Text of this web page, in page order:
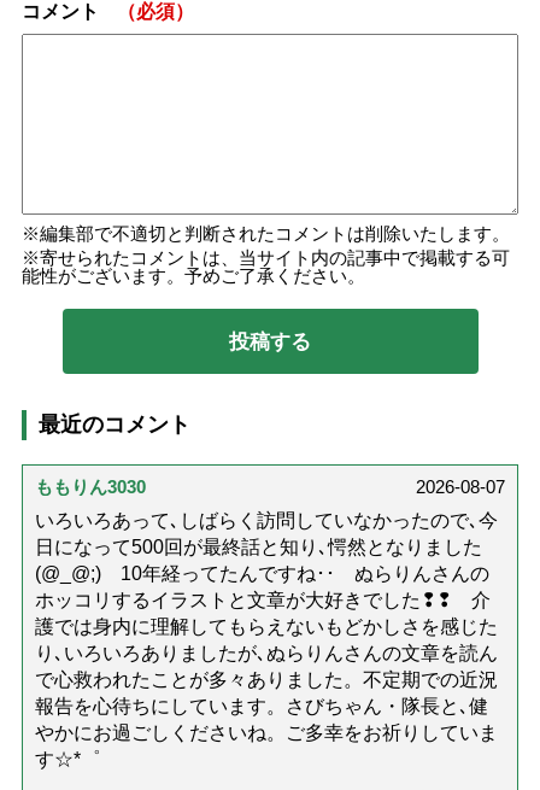
コメント （必須）
編集部で不適切と判断されたコメントは削除いたします。
寄せられたコメントは、当サイト内の記事中で掲載する可
能性がございます。予めご了承ください。
最近のコメント
ももりん3030
2026-08-07
いろいろあって､しばらく訪問していなかったので､今
日になって500回が最終話と知り､愕然となりました
(@_@;) 10年経ってたんですね･･ ぬらりんさんの
ホッコリするイラストと文章が大好きでした❢❢ 介
護では身内に理解してもらえないもどかしさを感じた
り､いろいろありましたが､ぬらりんさんの文章を読ん
で心救われたことが多々ありました。不定期での近況
報告を心待ちにしています。さびちゃん・隊長と､健
やかにお過ごしくださいね。ご多幸をお祈りしていま
す☆*゜